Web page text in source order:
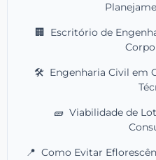
🏢 Escritório de
🛠️ Engenharia Civil em
🧱 Viabilidade de
📍 Como Evitar